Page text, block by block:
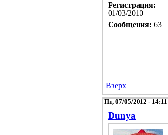
Регистрация:
01/03/2010
Сообщения: 63
Вверх
Пн, 07/05/2012 - 14:11
Dunya